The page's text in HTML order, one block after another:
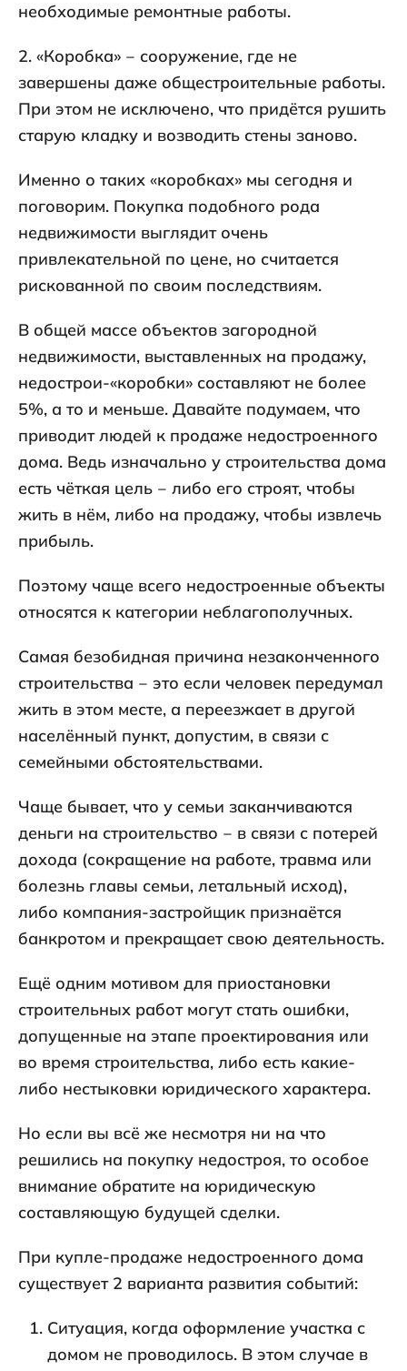
необходимые ремонтные работы.
2. «Коробка» ‒ сооружение, где не
завершены даже общестроительные работы.
При этом не исключено, что придётся рушить
старую кладку и возводить стены заново.
Именно о таких «коробках» мы сегодня и
поговорим. Покупка подобного рода
недвижимости выглядит очень
привлекательной по цене, но считается
рискованной по своим последствиям.
В общей массе объектов загородной
недвижимости, выставленных на продажу,
недострои-«коробки» составляют не более
5%, а то и меньше. Давайте подумаем, что
приводит людей к продаже недостроенного
дома. Ведь изначально у строительства дома
есть чёткая цель ‒ либо его строят, чтобы
жить в нём, либо на продажу, чтобы извлечь
прибыль.
Поэтому чаще всего недостроенные объекты
относятся к категории неблагополучных.
Самая безобидная причина незаконченного
строительства ‒ это если человек передумал
жить в этом месте, а переезжает в другой
населённый пункт, допустим, в связи с
семейными обстоятельствами.
Чаще бывает, что у семьи заканчиваются
деньги на строительство ‒ в связи с потерей
дохода (сокращение на работе, травма или
болезнь главы семьи, летальный исход),
либо компания-застройщик признаётся
банкротом и прекращает свою деятельность.
Ещё одним мотивом для приостановки
строительных работ могут стать ошибки,
допущенные на этапе проектирования или
во время строительства, либо есть какие-
либо нестыковки юридического характера.
Но если вы всё же несмотря ни на что
решились на покупку недостроя, то особое
внимание обратите на юридическую
составляющую будущей сделки.
При купле-продаже недостроенного дома
существует 2 варианта развития событий:
Ситуация, когда оформление участка с
домом не проводилось. В этом случае в